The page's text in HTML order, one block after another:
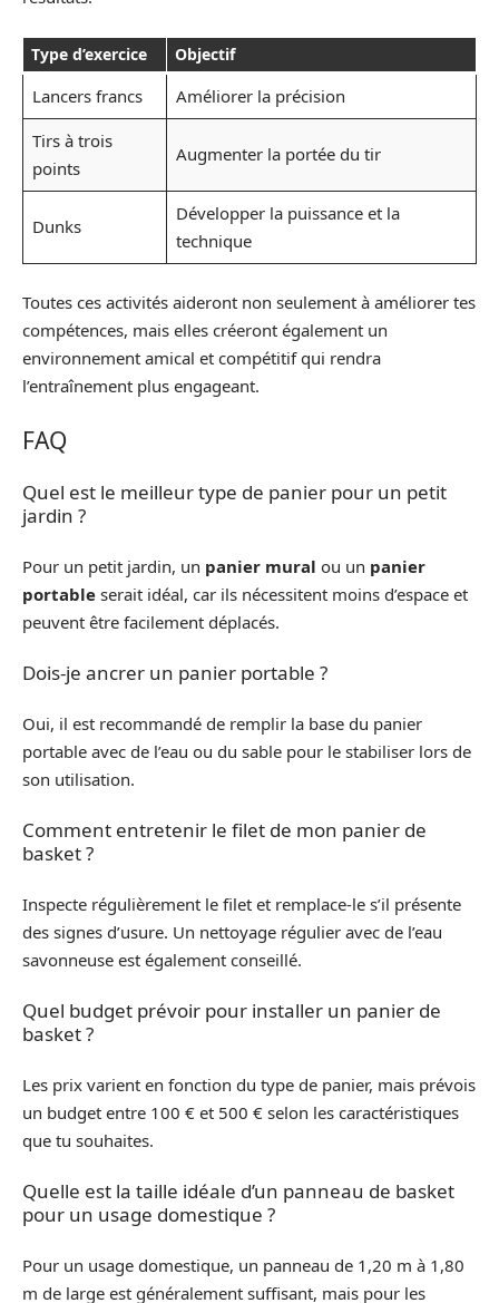
Type d’exercice Objectif
Lancers francs
Améliorer la précision
Tirs à trois
points
Augmenter la portée du tir
Dunks
Développer la puissance et la
technique
Toutes ces activités aideront non seulement à améliorer tes
compétences, mais elles créeront également un
environnement amical et compétitif qui rendra
l’entraînement plus engageant.
FAQ
Quel est le meilleur type de panier pour un petit
jardin ?
Pour un petit jardin, un panier mural ou un panier
portable serait idéal, car ils nécessitent moins d’espace et
peuvent être facilement déplacés.
Dois-je ancrer un panier portable ?
Oui, il est recommandé de remplir la base du panier
portable avec de l’eau ou du sable pour le stabiliser lors de
son utilisation.
Comment entretenir le filet de mon panier de
basket ?
Inspecte régulièrement le filet et remplace-le s’il présente
des signes d’usure. Un nettoyage régulier avec de l’eau
savonneuse est également conseillé.
Quel budget prévoir pour installer un panier de
basket ?
Les prix varient en fonction du type de panier, mais prévois
un budget entre 100 € et 500 € selon les caractéristiques
que tu souhaites.
Quelle est la taille idéale d’un panneau de basket
pour un usage domestique ?
Pour un usage domestique, un panneau de 1,20 m à 1,80
m de large est généralement suffisant, mais pour les